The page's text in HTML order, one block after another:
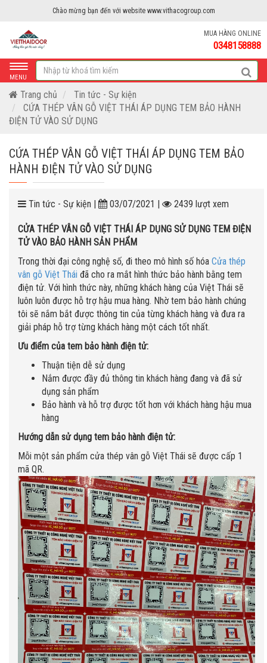
Chào mừng bạn đến với website www.vithacogroup.com
MUA HÀNG ONLINE
0348158888
MENU
Trang chủ
Tin tức - Sự kiện
CỨA THÉP VÂN GỖ VIỆT THÁI ÁP DỤNG TEM BẢO HÀNH
ĐIỆN TỬ VÀO SỬ DỤNG
CỨA THÉP VÂN GỖ VIỆT THÁI ÁP DỤNG TEM BẢO
HÀNH ĐIỆN TỬ VÀO SỬ DỤNG
Tin tức - Sự kiện | 03/07/2021 | 2439 lượt xem
CỬA THÉP VÂN GỖ VIỆT THÁI ÁP DỤNG SỬ DỤNG TEM ĐIỆN
TỬ VÀO BẢO HÀNH SẢN PHẨM
Trong thời đại công nghệ số, đi theo mô hình số hóa Cửa thép
vân gỗ Việt Thái đã cho ra mắt hình thức bảo hành bằng tem
điện tử. Với hình thức này, những khách hàng của Việt Thái sẽ
luôn luôn được hỗ trợ hậu mua hàng. Nhờ tem bảo hành chúng
tôi sẽ nắm bắt được thông tin của từng khách hàng và đưa ra
giải pháp hỗ trợ từng khách hàng một cách tốt nhất.
Ưu điểm của tem bảo hành điện tử:
Thuận tiện dễ sử dụng
Nắm được đầy đủ thông tin khách hàng đang và đã sử
dụng sản phẩm
Bảo hành và hỗ trợ được tốt hơn với khách hàng hậu mua
hàng
Hướng dẫn sử dụng tem bảo hành điện tử:
Mỗi một sản phẩm cửa thép vân gỗ Việt Thái sẽ được cấp 1
mã QR.